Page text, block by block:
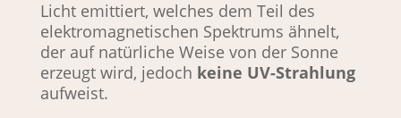
Licht emittiert, welches dem Teil des
elektromagnetischen Spektrums ähnelt,
der auf natürliche Weise von der Sonne
erzeugt wird, jedoch keine UV-Strahlung
aufweist.